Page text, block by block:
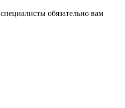
обязательно вам